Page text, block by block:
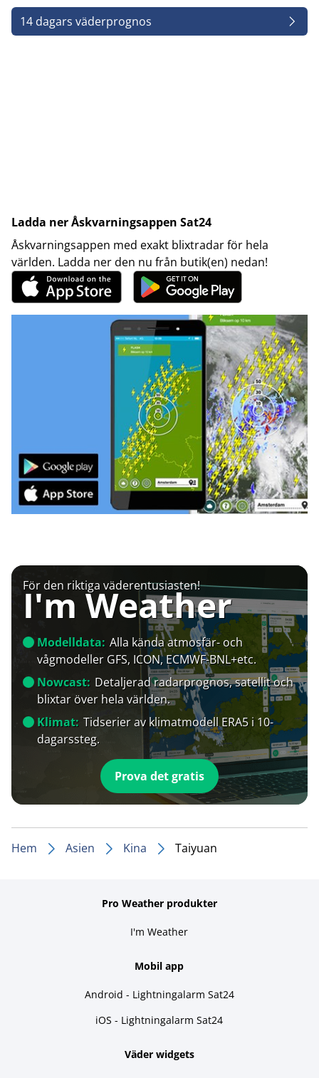
14 dagars väderprognos
Ladda ner Åskvarningsappen Sat24
Åskvarningsappen med exakt blixtradar för hela
världen. Ladda ner den nu från butik(en) nedan!
För den riktiga väderentusiasten!
I'm Weather
Modelldata: Alla kända atmosfär- och
vågmodeller GFS, ICON, ECMWF-BNL+etc.
Nowcast: Detaljerad radarprognos, satellit och
blixtar över hela världen.
Klimat: Tidserier av klimatmodell ERA5 i 10-
dagarssteg.
Prova det gratis
Hem Asien Kina Taiyuan
Pro Weather produkter
I'm Weather
Mobil app
Android - Lightningalarm Sat24
iOS - Lightningalarm Sat24
Väder widgets